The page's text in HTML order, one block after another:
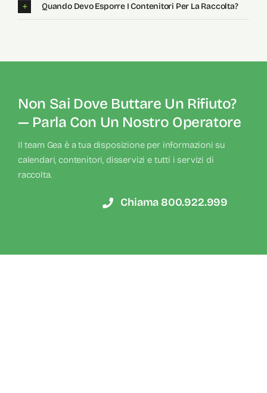
Quando Devo Esporre I Contenitori Per La Raccolta?
Non Sai Dove Buttare Un Rifiuto?
— Parla Con Un Nostro Operatore
Il team Gea è a tua disposizione per informazioni su
calendari, contenitori, disservizi e tutti i servizi di
raccolta.
Chiama 800.922.999